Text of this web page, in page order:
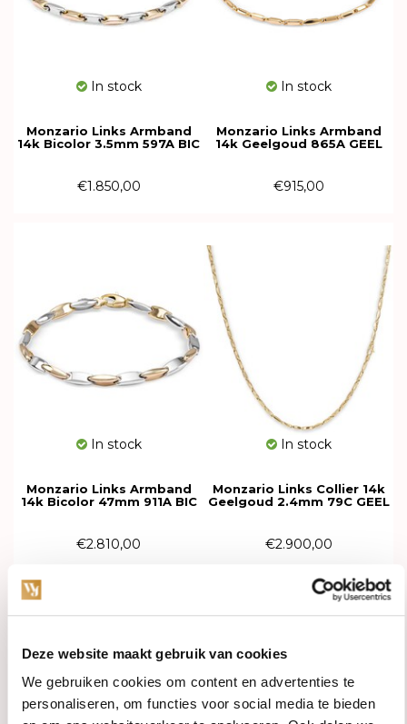
Deze website maakt gebruik van cookies
We gebruiken cookies om content en advertenties te
personaliseren, om functies voor social media te bieden
In stock
Monzario Links Armband
14k Bicolor 3.5mm 597A BIC
€1.850,00
In stock
Monzario Links Armband
14k Geelgoud 865A GEEL
€915,00
In stock
Monzario Links Armband
14k Bicolor 47mm 911A BIC
€2.810,00
In stock
Monzario Links Collier 14k
Geelgoud 2.4mm 79C GEEL
€2.900,00